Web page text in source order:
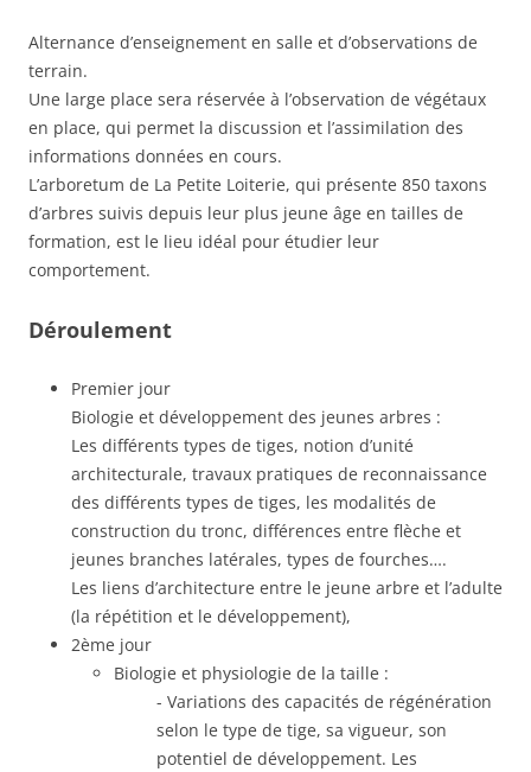
Alternance d’enseignement en salle et d’observations de
terrain.
Une large place sera réservée à l’observation de végétaux
en place, qui permet la discussion et l’assimilation des
informations données en cours.
L’arboretum de La Petite Loiterie, qui présente 850 taxons
d’arbres suivis depuis leur plus jeune âge en tailles de
formation, est le lieu idéal pour étudier leur
comportement.
Déroulement
Premier jour
Biologie et développement des jeunes arbres :
Les différents types de tiges, notion d’unité
architecturale, travaux pratiques de reconnaissance
des différents types de tiges, les modalités de
construction du tronc, différences entre flèche et
jeunes branches latérales, types de fourches….
Les liens d’architecture entre le jeune arbre et l’adulte
(la répétition et le développement),
2ème jour
Biologie et physiologie de la taille :
Variations des capacités de régénération
selon le type de tige, sa vigueur, son
potentiel de développement. Les